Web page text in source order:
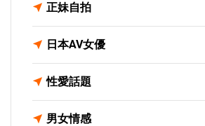
正妹自拍
日本AV女優
性愛話題
男女情感